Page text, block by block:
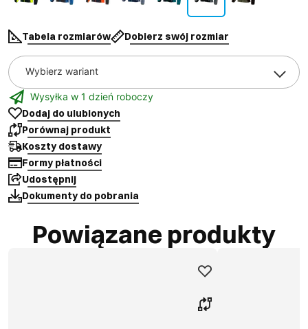
Tabela rozmiarów Dobierz swój rozmiar
Wybierz wariant
Wysyłka w 1 dzień roboczy
Dodaj do ulubionych
Porównaj produkt
Koszty dostawy
Formy płatności
Udostępnij
Dokumenty do pobrania
Powiązane produkty